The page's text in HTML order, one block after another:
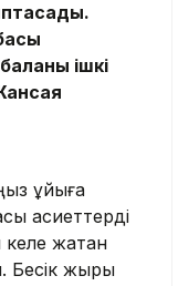
ішкі
ұйқыға
қасиеттерді
жатқан
Бесік жыры